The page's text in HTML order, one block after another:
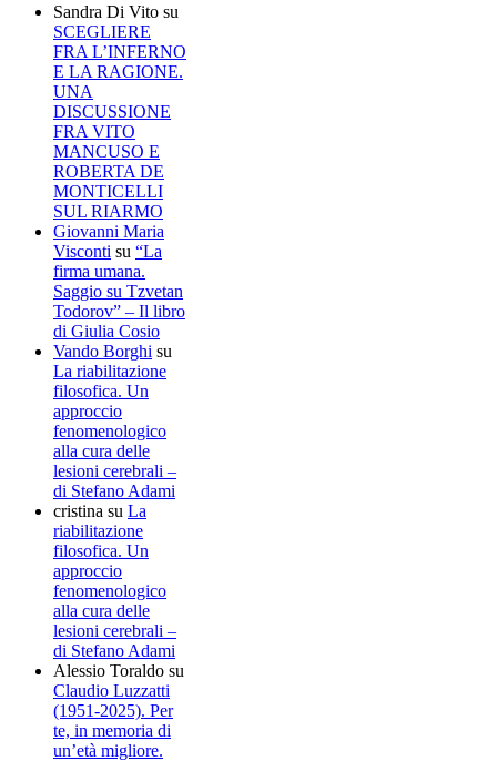
Sandra Di Vito su
SCEGLIERE
FRA L’INFERNO
E LA RAGIONE.
UNA
DISCUSSIONE
FRA VITO
MANCUSO E
ROBERTA DE
MONTICELLI
SUL RIARMO
Giovanni Maria
Visconti su “La
firma umana.
Saggio su Tzvetan
Todorov” – Il libro
di Giulia Cosio
Vando Borghi su
La riabilitazione
filosofica. Un
approccio
fenomenologico
alla cura delle
lesioni cerebrali –
di Stefano Adami
cristina su La
riabilitazione
filosofica. Un
approccio
fenomenologico
alla cura delle
lesioni cerebrali –
di Stefano Adami
Alessio Toraldo su
Claudio Luzzatti
(1951-2025). Per
te, in memoria di
un’età migliore.